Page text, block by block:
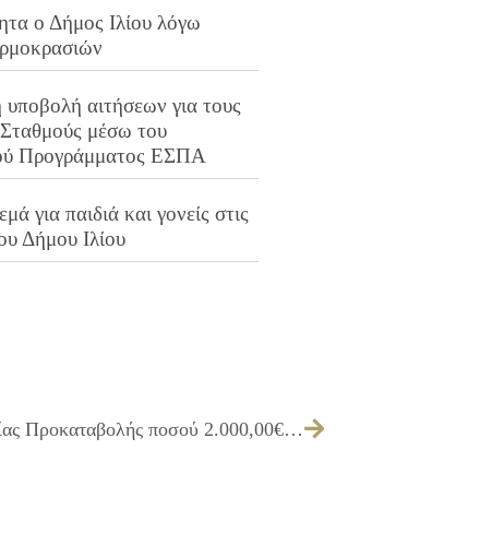
ο Δήμος Ιλίου λόγω
υποβολή αιτήσεων για τους
μέσω του
Προγράμματος ΕΣΠΑ
για παιδιά και γονείς στις
Δήμου Ιλίου
Λήψη απόφασης για την σύσταση Παγίας Προκαταβολής ποσού 2.000,00€ και ορισμός υπολόγου.